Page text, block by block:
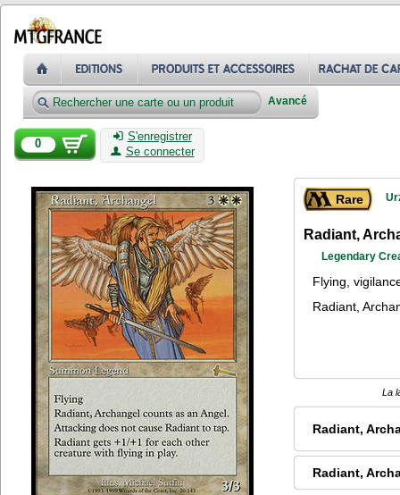
Avancé
0
S'enregistrer
Se connecter
Rare
Radiant,
Legendary
Flying,
Radiant,
La
Radiant,
Radiant,